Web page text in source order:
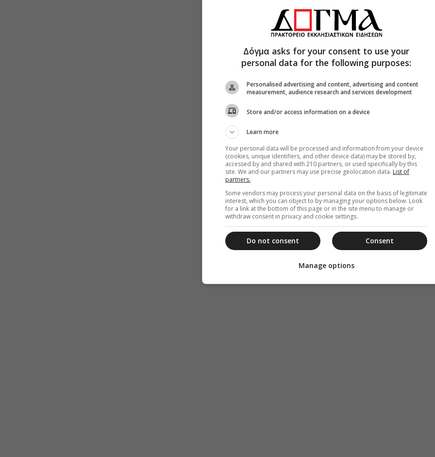
Δόγμα asks for your consent to use your
personal data for the following purposes:
Personalised advertising and content, advertising and content
measurement, audience research and services development
Store and/or access information on a device
Learn more
Your personal data will be processed and information from your device
(cookies, unique identifiers, and other device data) may be stored by,
accessed by and shared with 210 partners, or used specifically by this
site. We and our partners may use precise geolocation data. List of
partners.
Some vendors may process your personal data on the basis of legitimate
interest, which you can object to by managing your options below. Look
for a link at the bottom of this page or in the site menu to manage or
withdraw consent in privacy and cookie settings.
Consent
Do not consent
Manage options